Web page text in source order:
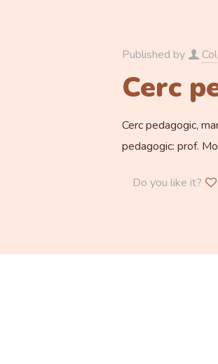
Published by
Cerc
Cerc pedagogic,
pedagogic: prof.
Do you like it?